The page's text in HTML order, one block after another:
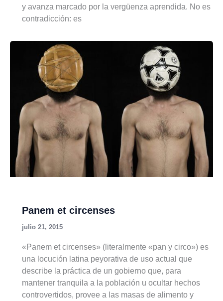
y avanza marcado por la vergüenza aprendida. No es
contradicción: es
Panem et circenses
julio 21, 2015
«Panem et circenses» (literalmente «pan y circo») es
una locución latina peyorativa de uso actual que
describe la práctica de un gobierno que, para
mantener tranquila a la población u ocultar hechos
controvertidos, provee a las masas de alimento y